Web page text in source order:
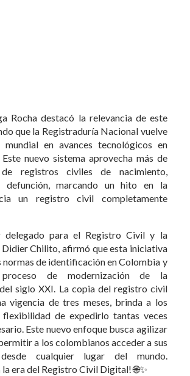
Rocha destacó la relevancia de este
que la Registraduría Nacional vuelve
en avances tecnológicos en
nuevo sistema aprovecha más de
registros civiles de nacimiento,
defunción, marcando un hito en la
un registro civil completamente
delegado para el Registro Civil y la
Chilito, afirmó que esta iniciativa
normas de identificación en Colombia y
de modernización de la
siglo XXI. La copia del registro civil
vigencia de tres meses, brinda a los
flexibilidad de expedirlo tantas veces
Este nuevo enfoque busca agilizar
a los colombianos acceder a sus
desde cualquier lugar del mundo.
la era del Registro Civil Digital! 🌐✨